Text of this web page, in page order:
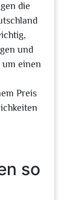
die
und
um einen
Preis
so